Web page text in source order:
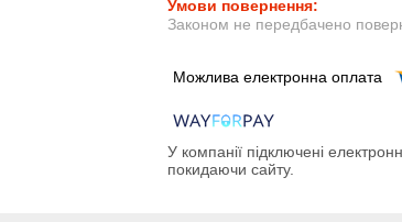
Законом не передбачено
У компанії підключені
покидаючи сайту.